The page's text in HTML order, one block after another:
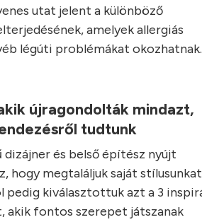
utat jelent a különböző
amelyek allergiás
légúti problémákat okozhatnak.
újragondolták mindazt,
tudtunk
dizájner és belső építész nyújt
hogy megtaláljuk saját
pedig kiválasztottuk azt a 3
akik fontos szerepet játszanak